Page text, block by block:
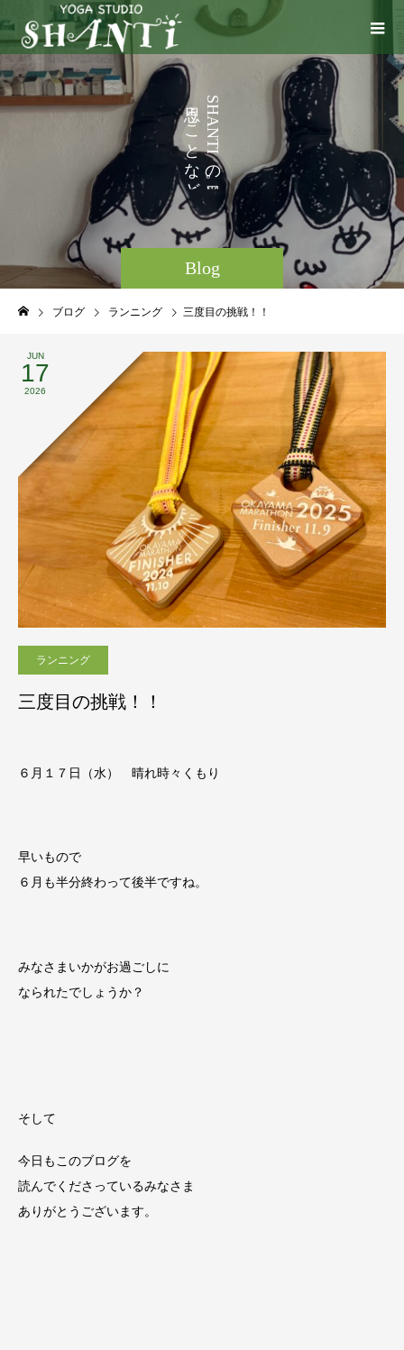
Blog
S
H
A
N
T
I
の
。
う
こ
と
な
ど
い
ろ
い
ブログ ランニング 三度目の挑戦！！
JUN
17
2026
ランニング
三度目の挑戦！！
６月１７日（水） 晴れ時々くもり
早いもので
６月も半分終わって後半ですね。
みなさまいかがお過ごしに
なられたでしょうか？
そして
今日もこのブログを
読んでくださっているみなさま
ありがとうございます。